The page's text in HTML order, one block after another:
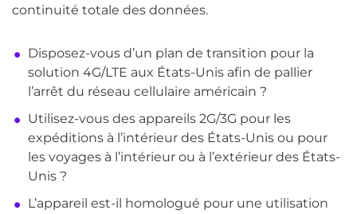
continuité totale des données.
Disposez-vous d’un plan de transition pour la
solution 4G/LTE aux États-Unis afin de pallier
l’arrêt du réseau cellulaire américain ?
Utilisez-vous des appareils 2G/3G pour les
expéditions à l’intérieur des États-Unis ou pour
les voyages à l’intérieur ou à l’extérieur des États-
Unis ?
L’appareil est-il homologué pour une utilisation